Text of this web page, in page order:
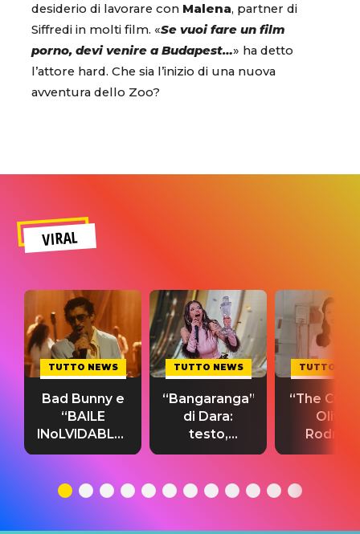
desiderio di lavorare con Malena, partner di
Siffredi in molti film. «Se vuoi fare un film
porno, devi venire a Budapest…» ha detto
l’attore hard. Che sia l’inizio di una nuova
avventura dello Zoo?
VIRAL
TUTTO NEWS
Bad Bunny e
“BAILE
INoLVIDABLE”:
testo,
significato
TUTTO NEWS
“Bangaranga”
di Dara:
testo,
traduzione e
del singolo
TUTTO
“The
Olivia
testo,